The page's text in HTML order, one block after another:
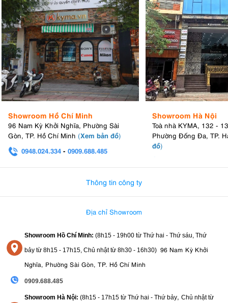
Showroom Hồ Chí Minh
96 Nam Kỳ Khởi Nghĩa, Phường Sài
Gòn, TP. Hồ Chí Minh (Xem bản đồ)
0948.024.334 - 0909.688.485
Showroom Hà Nội
Toà nhà KYMA, 132 -
Phường Đống Đa, TP.
đồ)
Thông tin công ty
Địa chỉ Showroom
Showroom Hồ Chí Minh: (8h15 - 19h00 từ Thứ hai - Thứ sáu, Thứ
bảy từ 8h15 - 17h15, Chủ nhật từ 8h30 - 16h30) 96 Nam Kỳ Khởi
Nghĩa, Phường Sài Gòn, TP. Hồ Chí Minh
0909.688.485
Showroom Hà Nội: (8h15 - 17h15 từ Thứ hai - Thứ bảy, Chủ nhật từ